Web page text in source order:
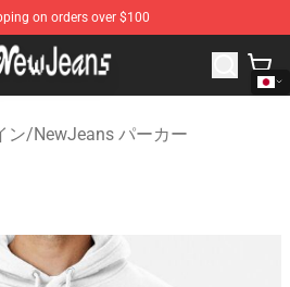
on orders over $100
NewJeans Merchandise Shop
ン/NewJeans パーカー